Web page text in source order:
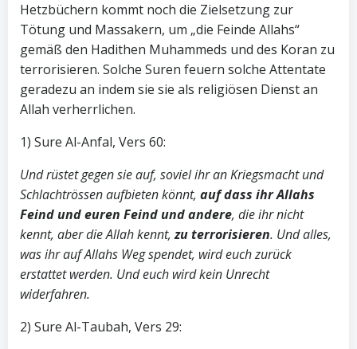
Hetzbüchern kommt noch die Zielsetzung zur
Tötung und Massakern, um „die Feinde Allahs“
gemäß den Hadithen Muhammeds und des Koran zu
terrorisieren. Solche Suren feuern solche Attentate
geradezu an indem sie sie als religiösen Dienst an
Allah verherrlichen.
1) Sure Al-Anfal, Vers 60:
Und rüstet gegen sie auf, soviel ihr an Kriegsmacht und
Schlachtrössen aufbieten könnt, auf dass ihr Allahs
Feind und euren Feind und andere, die ihr nicht
kennt, aber die Allah kennt,zu terrorisieren. Und alles,
was ihr auf Allahs Weg spendet, wird euch zurück
erstattet werden. Und euch wird kein Unrecht
widerfahren.
2) Sure Al-Taubah, Vers 29: